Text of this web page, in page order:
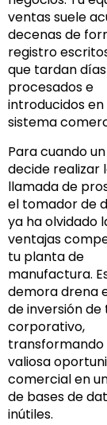
ventas suele
decenas de
registro
que tardan
procesados e
introducidos en
sistema
Para cuando
decide realizar
llamada de
el tomador de
ya ha olvidado
ventajas
tu planta de
manufactura.
demora drena
de inversión de
corporativo,
transformando
valiosa
comercial en
de bases de
inútiles.